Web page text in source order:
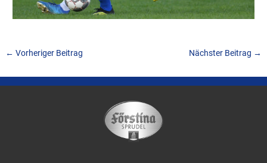
← Vorheriger Beitrag Nächster Beitrag →